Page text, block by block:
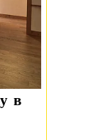
в